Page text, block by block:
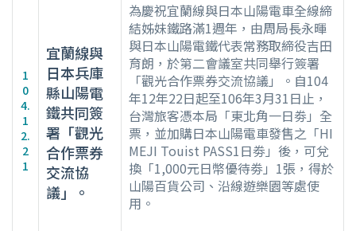
1
0
4.
1
2.
2
1
宜蘭線與
日本兵庫
縣山陽電
鐵共同簽
署「觀光
合作票券
交流協
議」。
為慶祝宜蘭線與日本山陽電車全線締
結姊妹鐵路滿1週年，由周局長永暉
與日本山陽電鐵代表常務取締役吉田
育朗，於第二會議室共同舉行簽署
「觀光合作票券交流協議」。自104
年12年22日起至106年3月31日止，
台灣旅客憑本局「東北角一日劵」全
票，並加購日本山陽電車發售之「HI
MEJI Touist PASS1日劵」後，可兌
換「1,000元日幣優待劵」1張，得於
山陽百貨公司、沿線遊樂園等處使
用。